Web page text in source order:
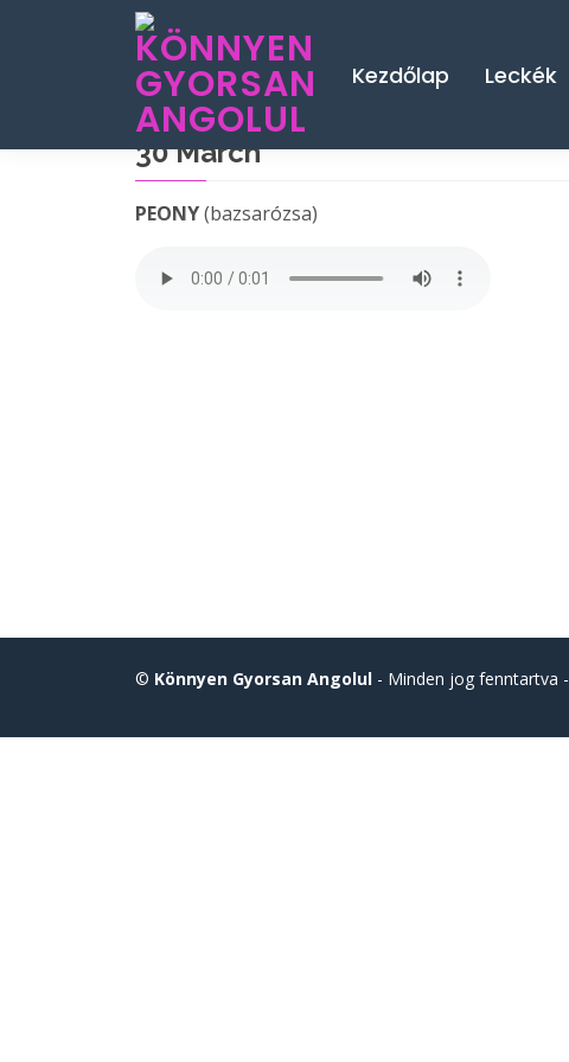
Kezdőlap Leckék
30 March
PEONY(bazsarózsa)
© Könnyen Gyorsan Angolul - Minden jog fenntartva -